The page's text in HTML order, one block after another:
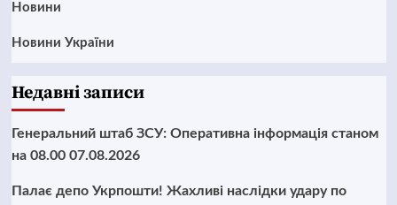
Новини
Новини України
Недавні записи
Генеральний штаб ЗСУ: Оперативна інформація станом
на 08.00 07.08.2026
Палає депо Укрпошти! Жахливі наслідки удару по